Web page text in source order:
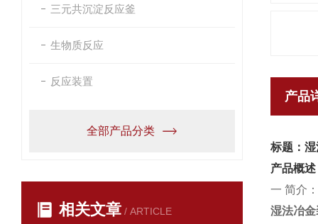
三元共沉淀反应釜
生物质反应
反应装置
全部产品分类
相关文章 / ARTICLE
产品
标题：
产品概述
一 简介：
湿法冶